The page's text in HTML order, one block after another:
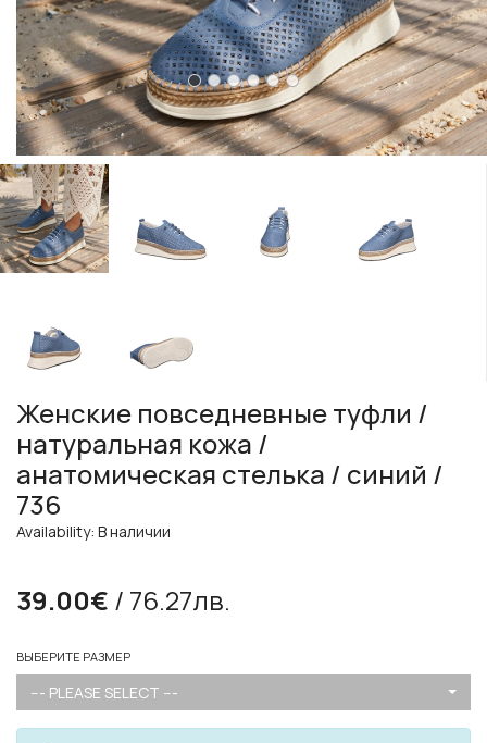
Женские повседневные туфли /
натуральная кожа /
анатомическая стелька / синий /
736
Availability: В наличии
39.00€ / 76.27лв.
ВЫБЕРИТЕ РАЗМЕР
--- PLEASE SELECT ---